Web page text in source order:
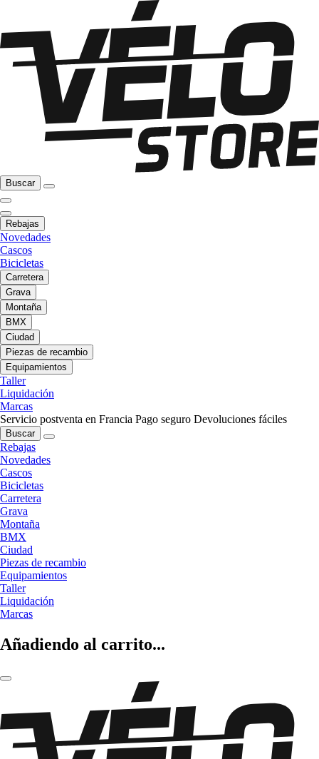
Buscar
Rebajas
Novedades
Cascos
Bicicletas
Carretera
Grava
Montaña
BMX
Ciudad
Piezas de recambio
Equipamientos
Taller
Liquidación
Marcas
Servicio postventa en Francia Pago seguro Devoluciones fáciles
Buscar
Rebajas
Novedades
Cascos
Bicicletas
Carretera
Grava
Montaña
BMX
Ciudad
Piezas de recambio
Equipamientos
Taller
Liquidación
Marcas
Añadiendo al carrito...